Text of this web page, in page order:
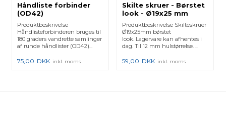
Håndliste forbinder
(OD42)
Produktbeskrivelse
Håndlisteforbinderen bruges til
180 graders vandrette samlinger
af runde håndlister (OD42)...
75,00 DKK inkl. moms
Skilte skruer - Børstet
look - Ø19x25 mm
Produktbeskrivelse Skilteskruer
Ø19x25mm børstet
look. Lagervare kan afhentes i
dag. Til 12 mm hulstørrelse. ...
59,00 DKK inkl. moms